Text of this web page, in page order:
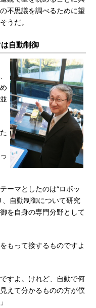
不思議を調べるために望
うだ。
自動制御
ーマとしたのは“ロボッ
、自動制御について研究
を自身の専門分野として
もって接するものですよ
すよ。けれど、自動で何
えて分かるものの方が僕